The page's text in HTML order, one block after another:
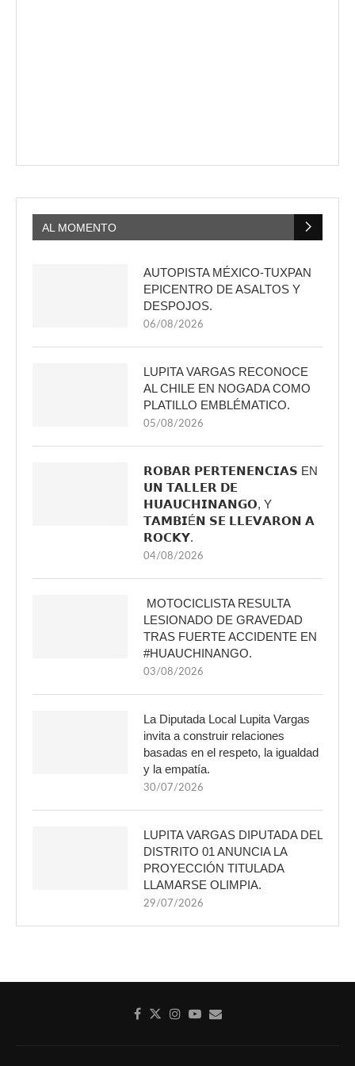
AL MOMENTO
AUTOPISTA MÉXICO-TUXPAN
EPICENTRO DE ASALTOS Y
DESPOJOS.
06/08/2026
LUPITA VARGAS RECONOCE
AL CHILE EN NOGADA COMO
PLATILLO EMBLÉMATICO.
05/08/2026
𝗥𝗢𝗕𝗔𝗥 𝗣𝗘𝗥𝗧𝗘𝗡𝗘𝗡𝗖𝗜𝗔𝗦 EN
𝗨𝗡 𝗧𝗔𝗟𝗟𝗘𝗥 𝗗𝗘
𝗛𝗨𝗔𝗨𝗖𝗛𝗜𝗡𝗔𝗡𝗚𝗢, Y
𝗧𝗔𝗠𝗕𝗜É𝗡 𝗦𝗘 𝗟𝗟𝗘𝗩𝗔𝗥𝗢𝗡 𝗔
𝗥𝗢𝗖𝗞𝗬.
04/08/2026
MOTOCICLISTA RESULTA
LESIONADO DE GRAVEDAD
TRAS FUERTE ACCIDENTE EN
#HUAUCHINANGO.
03/08/2026
La Diputada Local Lupita Vargas
invita a construir relaciones
basadas en el respeto, la igualdad
y la empatía.
30/07/2026
LUPITA VARGAS DIPUTADA DEL
DISTRITO 01 ANUNCIA LA
PROYECCIÓN TITULADA
LLAMARSE OLIMPIA.
29/07/2026